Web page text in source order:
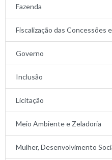
Fazenda
Fiscalização das Concessões
Governo
Inclusão
Licitação
Meio Ambiente e Zeladoria
Mulher, Desenvolvimento